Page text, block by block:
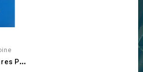
C
Hansons Populaires Pour...